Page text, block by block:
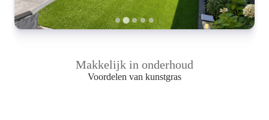
Makkelijk in onderhoud
Voordelen van kunstgras